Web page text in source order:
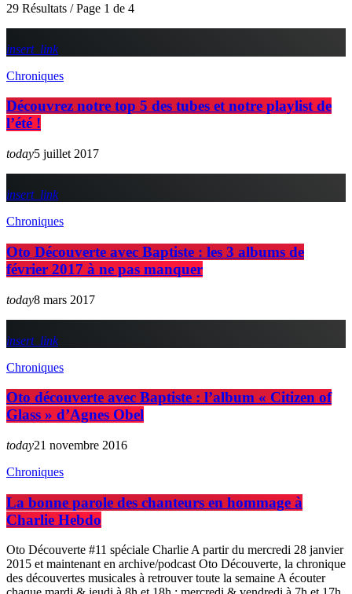
29 Résultats / Page 1 de 4
insert_link
Chroniques
Découvrez notre top 5 des tubes et notre playlist de
l’été !
today5 juillet 2017
insert_link
Chroniques
Oto Découverte avec Baptiste : les 3 albums de
février 2017 à ne pas manquer
today8 mars 2017
insert_link
Chroniques
Oto découverte avec Baptiste : l’album « Citizen of
Glass » d’Agnes Obel
today21 novembre 2016
Chroniques
La bonne parole des chanteurs en hommage à
Charlie Hebdo
Oto Découverte #11 spéciale Charlie A partir du mercredi 28 janvier
2015 et maintenant en archive/podcast Oto Découverte, la chronique
des découvertes musicales à retrouver toute la semaine A écouter